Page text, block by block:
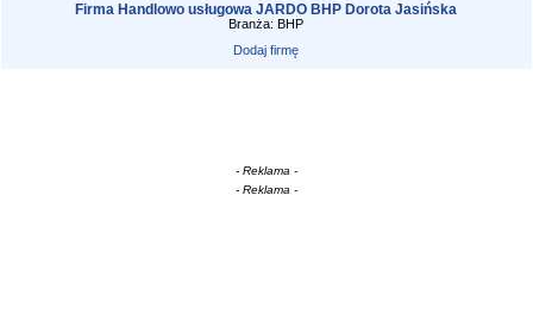
Firma Handlowo usługowa JARDO BHP Dorota Jasińska
Branża: BHP
Dodaj firmę
- Reklama -
- Reklama -